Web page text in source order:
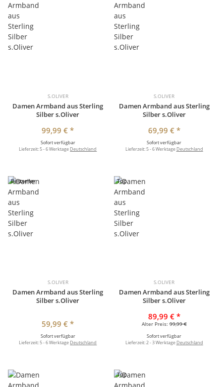
S.OLIVER
Damen Armband aus Sterling
Silber s.Oliver
99,99 €*
Sofort verfügbar
Lieferzeit:5 - 6 Werktage Deutschland
S.OLIVER
Damen Armband aus Sterling
Silber s.Oliver
69,99 € *
Sofort verfügbar
Lieferzeit:5 - 6 Werktage Deutschland
Bestseller
S.OLIVER
Damen Armband aus Sterling
Silber s.Oliver
59,99 €*
Sofort verfügbar
Lieferzeit:5 - 6 Werktage Deutschland
Top
S.OLIVER
Damen Armband aus Sterling
Silber s.Oliver
89,99 € *
Alter Preis:99,99 €
Sofort verfügbar
Lieferzeit:2 - 3 Werktage Deutschland
Top